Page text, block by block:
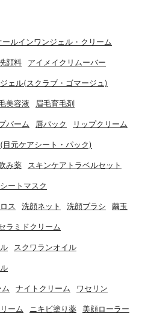
ールインワンジェル・クリーム
顔料 アイメイクリムーバー
ェル(スクラブ・ゴマージュ)
美容液 眉毛育毛剤
バーム 唇パック リップクリーム
目元ケアシート・パック)
み薬 スキンケアトラベルセット
ートマスク
ス 洗顔ネット 洗顔ブラシ 繭玉
ラミドクリーム
スクワランオイル
ナイトクリーム ワセリン
ーム ニキビ塗り薬 美顔ローラー